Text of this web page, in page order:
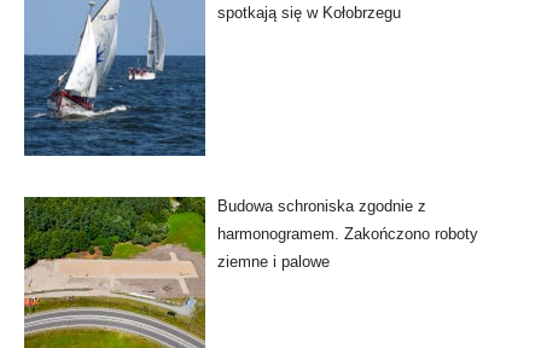
spotkają się w Kołobrzegu
Budowa schroniska zgodnie z
harmonogramem. Zakończono roboty
ziemne i palowe